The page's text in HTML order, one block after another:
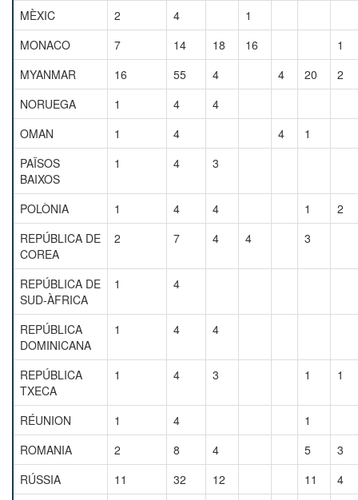
MÈXIC
2 4
1
MONACO
7 14 18 16
1
MYANMAR
16 55 4 4 20
2
NORUEGA
1 4
4
OMAN
1 4 4
1
PAÏSOS
BAIXOS
1 4 3
POLÒNIA 1 4 4 1
2
REPÚBLICA DE
COREA
2 7 4 4 3
REPÚBLICA DE
SUD-ÀFRICA
1 4
REPÚBLICA
DOMINICANA
1 4 4
REPÚBLICA
TXECA
1 4 3 1 1
RÉUNION 1 4
1
ROMANIA
2 8 4 5
3
RÚSSIA
11 32 12 11
4